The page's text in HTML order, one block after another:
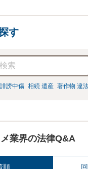
す
誹謗中傷 相続 遺産 著作物 違
業界の法律Q&A
順